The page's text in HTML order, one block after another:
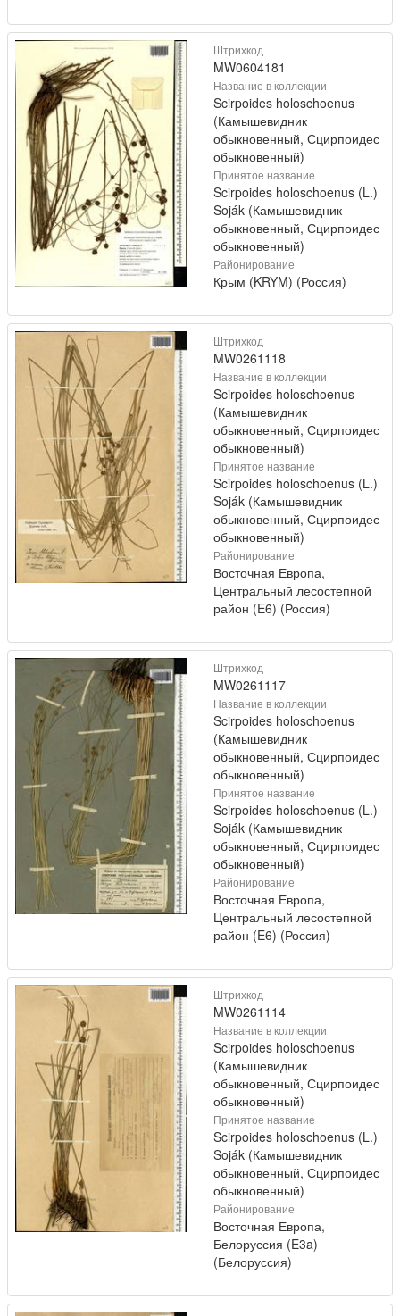
Штрихкод
MW0604181
Название в коллекции
Scirpoides holoschoenus
(Камышевидник
обыкновенный, Сцирпоидес
обыкновенный)
Принятое название
Scirpoides holoschoenus (L.)
Soják (Камышевидник
обыкновенный, Сцирпоидес
обыкновенный)
Районирование
Крым (KRYM) (Россия)
Штрихкод
MW0261118
Название в коллекции
Scirpoides holoschoenus
(Камышевидник
обыкновенный, Сцирпоидес
обыкновенный)
Принятое название
Scirpoides holoschoenus (L.)
Soják (Камышевидник
обыкновенный, Сцирпоидес
обыкновенный)
Районирование
Восточная Европа,
Центральный лесостепной
район (E6) (Россия)
Штрихкод
MW0261117
Название в коллекции
Scirpoides holoschoenus
(Камышевидник
обыкновенный, Сцирпоидес
обыкновенный)
Принятое название
Scirpoides holoschoenus (L.)
Soják (Камышевидник
обыкновенный, Сцирпоидес
обыкновенный)
Районирование
Восточная Европа,
Центральный лесостепной
район (E6) (Россия)
Штрихкод
MW0261114
Название в коллекции
Scirpoides holoschoenus
(Камышевидник
обыкновенный, Сцирпоидес
обыкновенный)
Принятое название
Scirpoides holoschoenus (L.)
Soják (Камышевидник
обыкновенный, Сцирпоидес
обыкновенный)
Районирование
Восточная Европа,
Белоруссия (E3a)
(Белоруссия)